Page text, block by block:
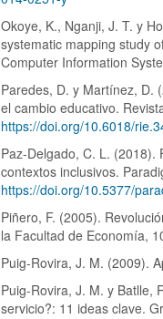
Okoye, K., Nganji, J. T. y
systematic mapping study
Computer Information
Paredes, D. y Martínez, D.
el cambio educativo.
https://doi.org/10.6018/
Paz-Delgado, C. L. (2018).
contextos inclusivos.
https://doi.org/10.5377/
Piñero, F. (2005).
la Facultad de Economía,
Puig-Rovira, J. M. (2009).
Puig-Rovira, J. M. y Batlle,
servicio?: 11 ideas clave.